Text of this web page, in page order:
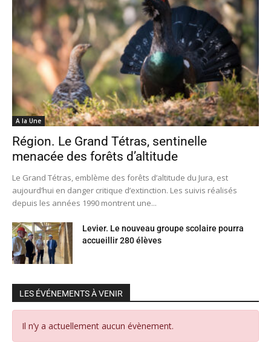
A la Une
Région. Le Grand Tétras, sentinelle
menacée des forêts d’altitude
Le Grand Tétras, emblème des forêts d’altitude du Jura, est
aujourd’hui en danger critique d’extinction. Les suivis réalisés
depuis les années 1990 montrent une...
Levier. Le nouveau groupe scolaire pourra
accueillir 280 élèves
LES ÉVÉNEMENTS À VENIR
Il n’y a actuellement aucun évènement.